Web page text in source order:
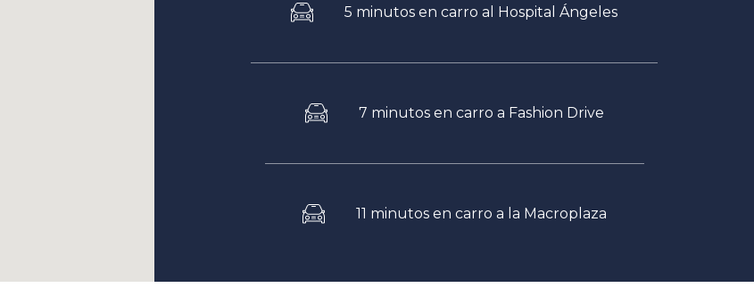
5 minutos en carro al Hospital Ángeles
7 minutos en carro a Fashion Drive
11 minutos en carro a la Macroplaza